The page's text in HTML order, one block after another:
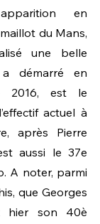
apparition en
du Mans,
une belle
démarré en
2016, est le
actuel à
après Pierre
aussi le 37e
A noter, parmi
que Georges
hier son 40è